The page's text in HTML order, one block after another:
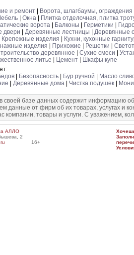
и ремонт
Ворота, шлагбаумы, ограждения
Окна
Плитка отделочная, плитка
ворота Балконы Герметики
двери Деревянные лестницы
Деревянные
Крепежные изделия
Кухни, кухонные
изделия Прихожие Решетки
деревянное Сухие смеси
литье Цемент
Шкафы купе
Безопасность Бур ручной
Масло
Деревянные дома Чистка подушек
своей базе данных содержит информацию
данные от фирм об их товарах, услугах и
компании, товары и услуги. С уважением,
АЛЛО
2
16+